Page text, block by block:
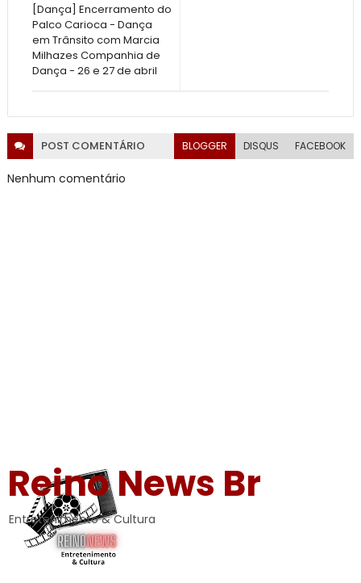
[Dança] Encerramento do
Palco Carioca - Dança
em Trânsito com Marcia
Milhazes Companhia de
Dança - 26 e 27 de abril
POST COMENTÁRIO BLOGGER DISQUS FACEBOOK
Nenhum comentário
Reino News Br
Entretenimento & Cultura